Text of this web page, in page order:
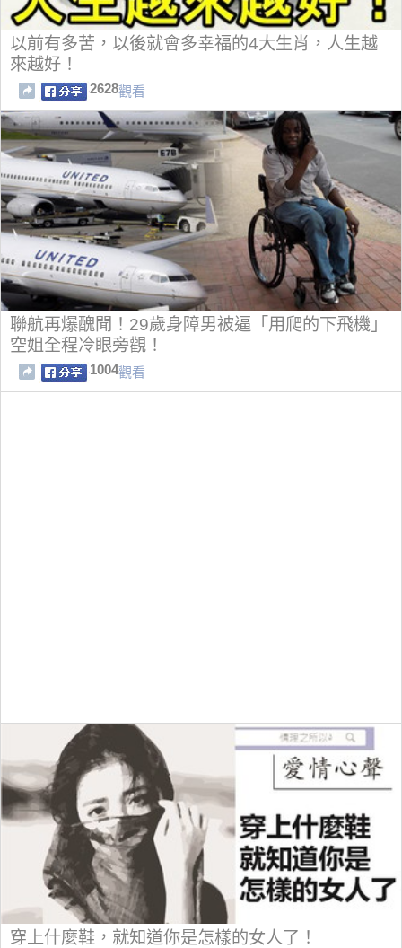
以前有多苦，以後就會多幸福的4大生肖，人生越
來越好！
2628觀看
聯航再爆醜聞！29歲身障男被逼「用爬的下飛機」
空姐全程冷眼旁觀！
1004觀看
穿上什麼鞋，就知道你是怎樣的女人了！